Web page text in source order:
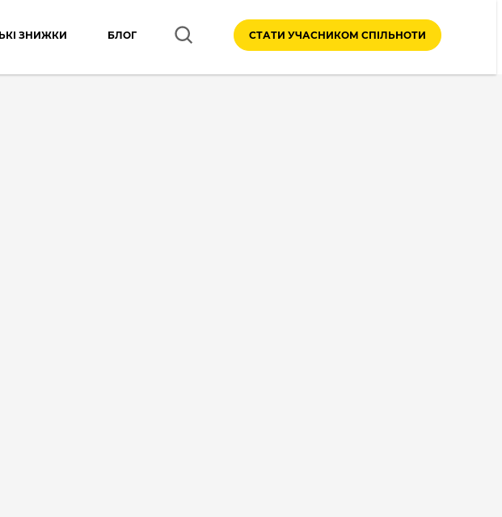
ЗНИЖКИ БЛОГ СТАТИ УЧАСНИКОМ СПІЛЬНОТИ